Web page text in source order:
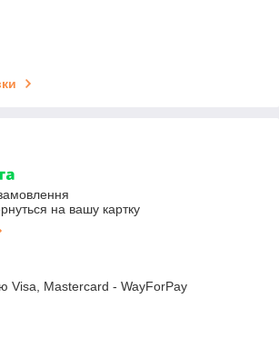
на вашу картку
Visa, Mastercard - WayForPay